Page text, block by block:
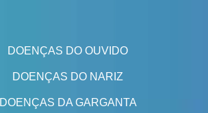
DOENÇAS DO OUVIDO
DOENÇAS DO NARIZ
DOENÇAS DA GARGANTA